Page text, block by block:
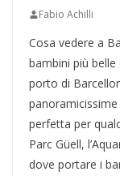
Fabio Achilli
Cosa vedere a
bambini più
porto di
perfetta per
Parc Güell,
dove portare i